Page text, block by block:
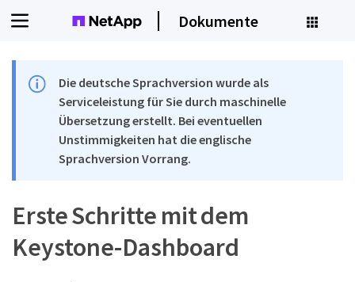
Dokumente
Die deutsche Sprachversion wurde als
Serviceleistung für Sie durch maschinelle
Übersetzung erstellt. Bei eventuellen
Unstimmigkeiten hat die englische
Sprachversion Vorrang.
Erste Schritte mit dem
Keystone-Dashboard